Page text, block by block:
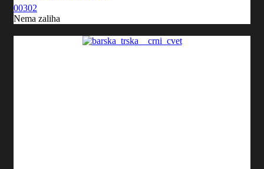
00302
Nema zaliha